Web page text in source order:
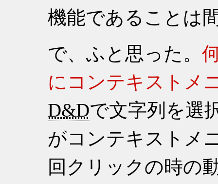
機能であることは
で、ふと思った。
にコンテキストメ
D&Dで文字列を選
がコンテキストメ
回クリックの時の